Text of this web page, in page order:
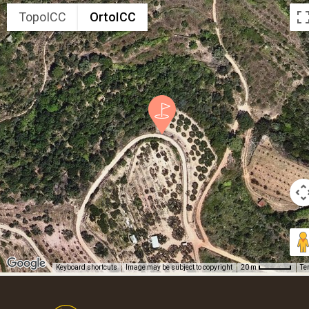
TopoICC OrtoICC
Keyboard shortcuts Image may be subject to copyright 20 m